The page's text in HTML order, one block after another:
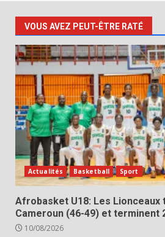
VOUS AVEZ PEUT-ÊTRE RATÉ
Actualités Basketball Sport
Afrobasket U18: Les Lionceaux
Cameroun (46-49) et terminent
10/08/2026